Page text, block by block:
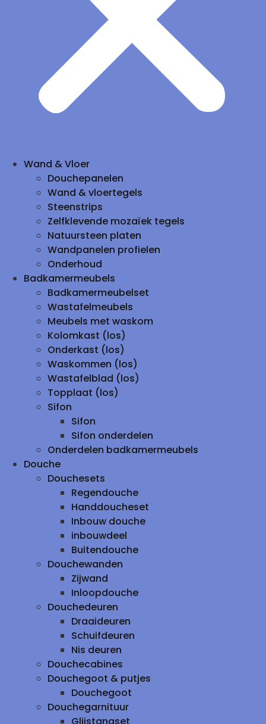
Wand & Vloer
Douchepanelen
Wand & vloertegels
Steenstrips
Zelfklevende mozaïek tegels
Natuursteen platen
Wandpanelen profielen
Onderhoud
Badkamermeubels
Badkamermeubelset
Wastafelmeubels
Meubels met waskom
Kolomkast (los)
Onderkast (los)
Waskommen (los)
Wastafelblad (los)
Topplaat (los)
Sifon
Sifon
Sifon onderdelen
Onderdelen badkamermeubels
Douche
Douchesets
Regendouche
Handdoucheset
Inbouw douche
inbouwdeel
Buitendouche
Douchewanden
Zijwand
Inloopdouche
Douchedeuren
Draaideuren
Schuifdeuren
Nis deuren
Douchecabines
Douchegoot & putjes
Douchegoot
Douchegarnituur
Glijstangset